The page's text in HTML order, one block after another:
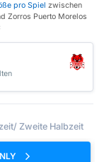
pro Spiel zwischen
Zorros Puerto Morelos
Zweite Halbzeit